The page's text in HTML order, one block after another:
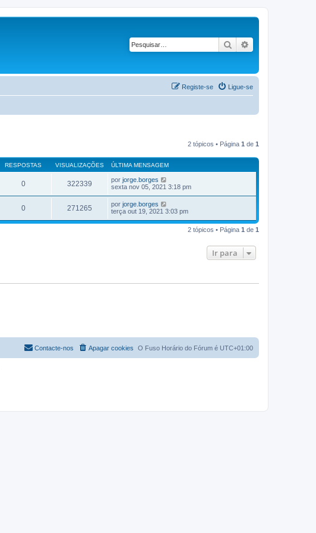
Pesquisar
Ligue-se
Registe-se
2 tópicos • Página 1 de 1
RESPOSTAS VISUALIZAÇÕES ÚLTIMA MENSAGEM
0 322339 por jorge.borges
sexta nov 05, 2021 3:18 pm
0 271265 por jorge.borges
terça out 19, 2021 3:03 pm
2 tópicos • Página 1 de 1
Ir para
O Fuso Horário do Fórum é UTC+01:00
Apagar cookies
Contacte-nos